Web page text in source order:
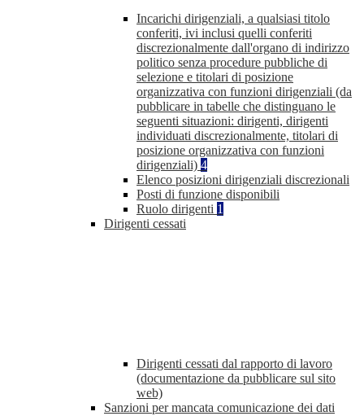
Incarichi dirigenziali, a qualsiasi titolo
conferiti, ivi inclusi quelli conferiti
discrezionalmente dall'organo di indirizzo
politico senza procedure pubbliche di
selezione e titolari di posizione
organizzativa con funzioni dirigenziali (da
pubblicare in tabelle che distinguano le
seguenti situazioni: dirigenti, dirigenti
individuati discrezionalmente, titolari di
posizione organizzativa con funzioni
dirigenziali) 4
Elenco posizioni dirigenziali discrezionali
Posti di funzione disponibili
Ruolo dirigenti 1
Dirigenti cessati
Dirigenti cessati dal rapporto di lavoro
(documentazione da pubblicare sul sito
web)
Sanzioni per mancata comunicazione dei dati